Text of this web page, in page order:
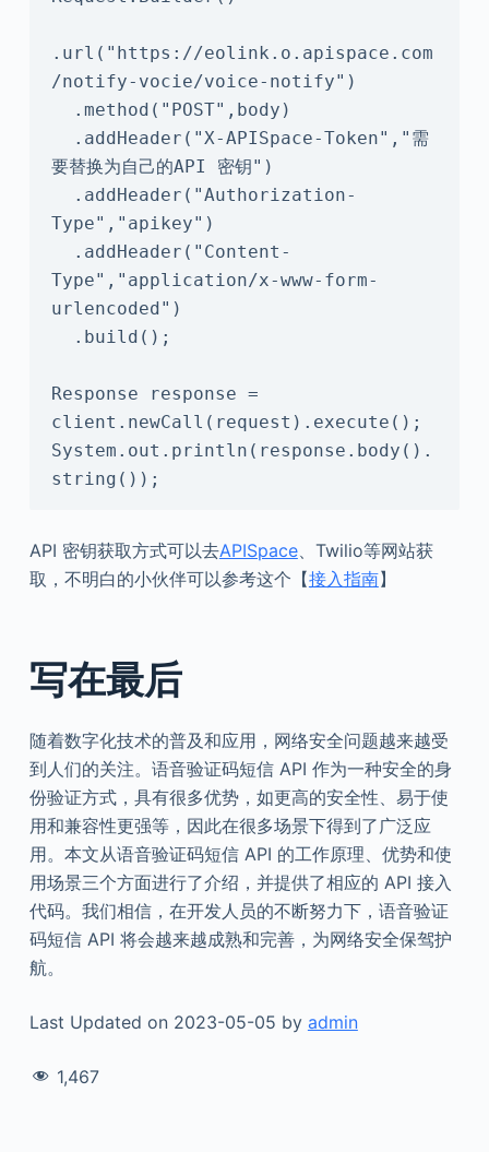
.url("https://eolink.o.apispace.com
/notify-vocie/voice-notify")
要替换为自己的API 密钥")
Type","apikey")
Type","application/x-www-form-
urlencoded")
Response response =
client.newCall(request).execute();
System.out.println(response.body().
string());
API 密钥获取方式可以去APISpace、Twilio等网站获
取，不明白的小伙伴可以参考这个【接入指南】
写在最后
随着数字化技术的普及和应用，网络安全问题越来越受
到人们的关注。语音验证码短信 API 作为一种安全的身
份验证方式，具有很多优势，如更高的安全性、易于使
用和兼容性更强等，因此在很多场景下得到了广泛应
用。本文从语音验证码短信 API 的工作原理、优势和使
用场景三个方面进行了介绍，并提供了相应的 API 接入
代码。我们相信，在开发人员的不断努力下，语音验证
码短信 API 将会越来越成熟和完善，为网络安全保驾护
航。
Last Updated on 2023-05-05 by admin
1,467